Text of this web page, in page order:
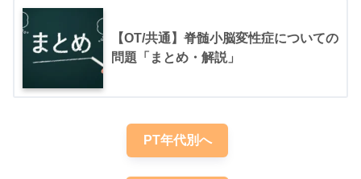
17 多系統萎縮症
【OT/共通】脊髄小脳変性症についての
問題「まとめ・解説」
PT年代別へ